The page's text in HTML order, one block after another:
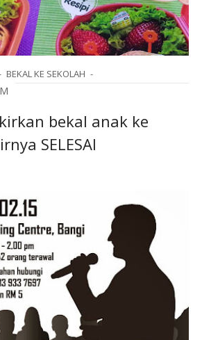
BEKAL KE SEKOLAH
bekal anak ke
SELESAI